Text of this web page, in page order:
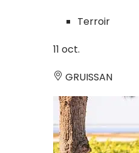
Terroir
11 oct.
GRUISSAN